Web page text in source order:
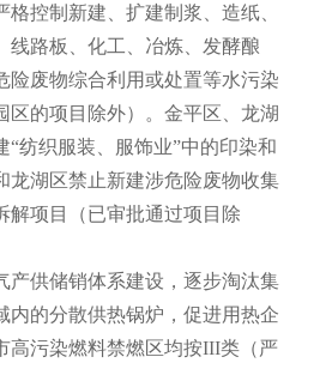
格控制新建、扩建制浆、造纸、
线路板、化工、冶炼、发酵酿
险废物综合利用或处置等水污染
区的项目除外）。金平区、龙湖
“纺织服装、服饰业”中的印染和
龙湖区禁止新建涉危险废物收集
解项目（已审批通过项目除
供储销体系建设，逐步淘汰集
内的分散供热锅炉，促进用热企
高污染燃料禁燃区均按III类（严